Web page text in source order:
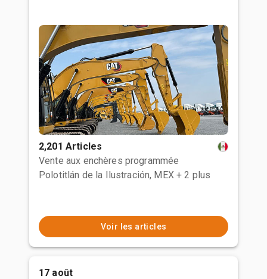
2,201 Articles
Vente aux enchères programmée
Polotitlán de la Ilustración, MEX + 2 plus
Voir les articles
17 août